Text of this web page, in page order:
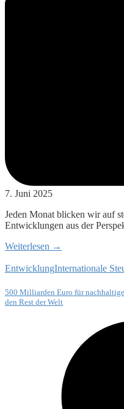
7. Juni 2025
Jeden Monat blicken wir auf
Entwicklungen aus der
Weiterlesen →
EntwicklungInternationale
500 Milliarden Euro für
den Rest der Welt